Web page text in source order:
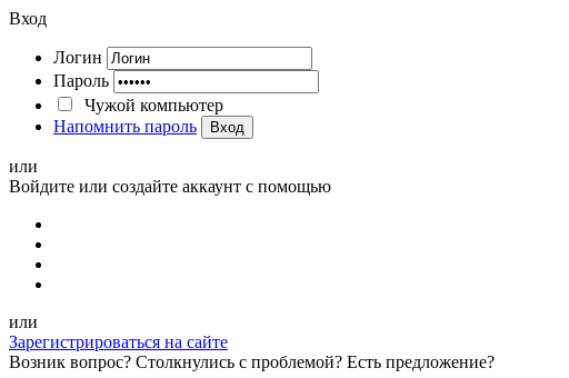
Вход
Логин
Пароль
Чужой компьютер
Напомнить пароль
Вход
или
Войдите или создайте аккаунт с помощью
или
Зарегистрироваться на сайте
Возник вопрос? Столкнулись с проблемой? Есть предложение?